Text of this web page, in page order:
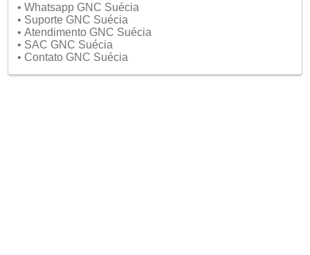
• Whatsapp GNC Suécia
• Suporte GNC Suécia
• Atendimento GNC Suécia
• SAC GNC Suécia
• Contato GNC Suécia